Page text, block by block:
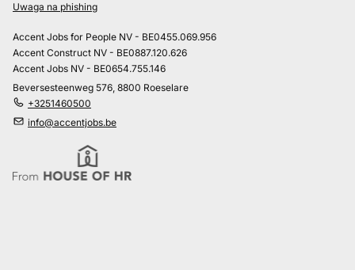
Uwaga na phishing
Accent Jobs for People NV - BE0455.069.956
Accent Construct NV - BE0887.120.626
Accent Jobs NV - BE0654.755.146
Beversesteenweg 576, 8800 Roeselare
+3251460500
info@accentjobs.be